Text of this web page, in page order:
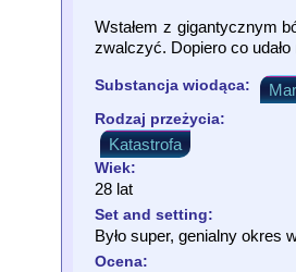
Wstałem z gigantycznym
zwalczyć. Dopiero co
Substancja wiodąca:
Rodzaj przeżycia:
Katastrofa
Wiek:
28 lat
Set and setting:
Było super, genialny okres
Ocena: